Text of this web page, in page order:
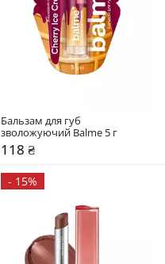
Бальзам для губ
зволожуючий Balme 5 г
118 ₴
- 15%